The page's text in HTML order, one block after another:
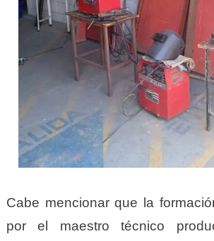
Cabe mencionar que la
por el maestro técnico